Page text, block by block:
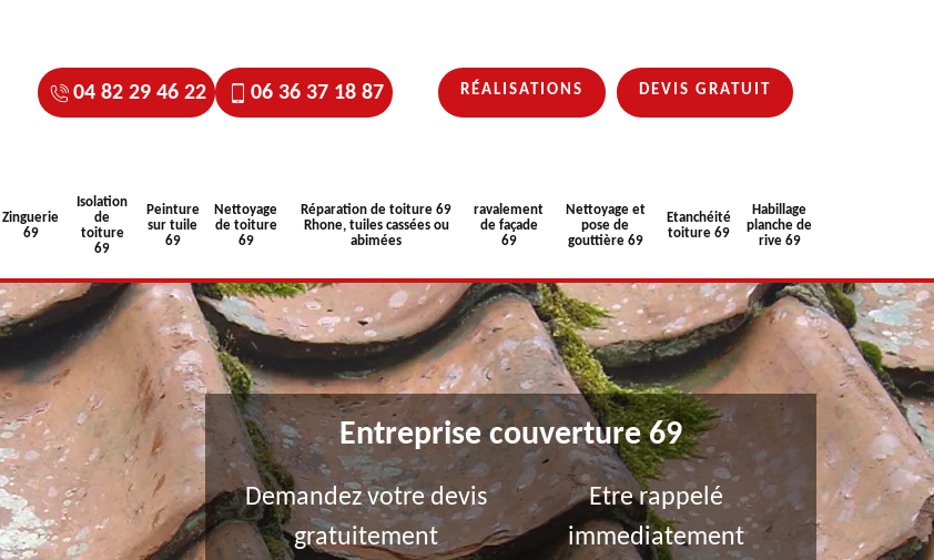
04 82 29 46 22 06 36 37 18 87 RÉALISATIONS DEVIS GRATUIT
Zinguerie
69
Isolation
de
toiture
69
Peinture
sur tuile
69
Nettoyage
de toiture
69
Réparation de toiture 69
Rhone, tuiles cassées ou
abimées
ravalement
de façade
69
Nettoyage et
pose de
gouttière 69
Etanchéité
toiture 69
Habillage
planche de
rive 69
Entreprise couverture 69
Demandez votre devis
gratuitement
Etre rappelé
immediatement